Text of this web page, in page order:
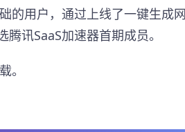
的用户，通过上线了一键生成
讯SaaS加速器首期成员。​
。